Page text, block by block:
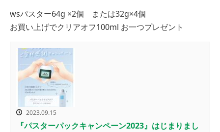
wsパスター64g ×2個 または32g×4個
お買い上げでクリアオフ100ml お一つプレゼント
2023.09.15
『パスターパックキャンペーン2023』はじまりまし